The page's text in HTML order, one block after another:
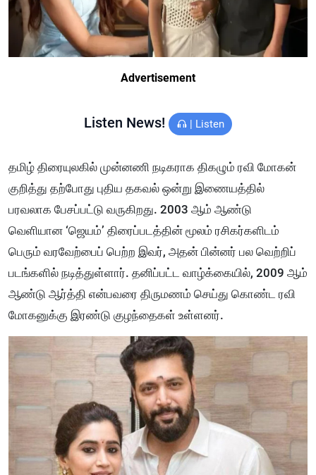
Advertisement
Listen News! | Listen
தமிழ் திரையுலகில் முன்னணி நடிகராக திகழும் ரவி மோகன்
குறித்து தற்போது புதிய தகவல் ஒன்று இணையத்தில்
பரவலாக பேசப்பட்டு வருகிறது. 2003 ஆம் ஆண்டு
வெளியான ‘ஜெயம்’ திரைப்படத்தின் மூலம் ரசிகர்களிடம்
பெரும் வரவேற்பைப் பெற்ற இவர், அதன் பின்னர் பல வெற்றிப்
படங்களில் நடித்துள்ளார். தனிப்பட்ட வாழ்க்கையில், 2009 ஆம்
ஆண்டு ஆர்த்தி என்பவரை திருமணம் செய்து கொண்ட ரவி
மோகனுக்கு இரண்டு குழந்தைகள் உள்ளனர்.